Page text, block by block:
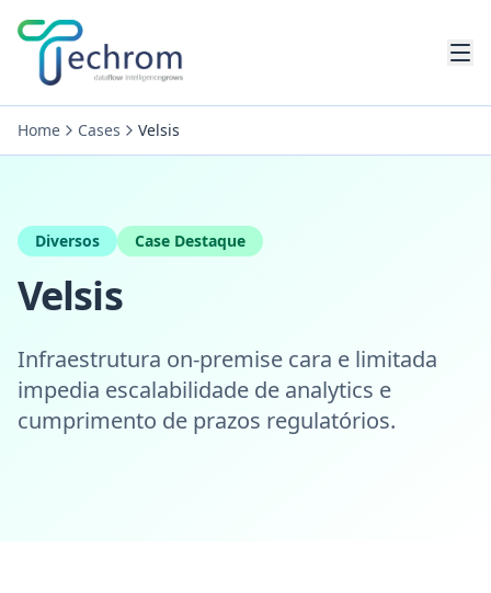
Home Cases Velsis
Diversos Case Destaque
Velsis
Infraestrutura on-premise cara e limitada
impedia escalabilidade de analytics e
cumprimento de prazos regulatórios.